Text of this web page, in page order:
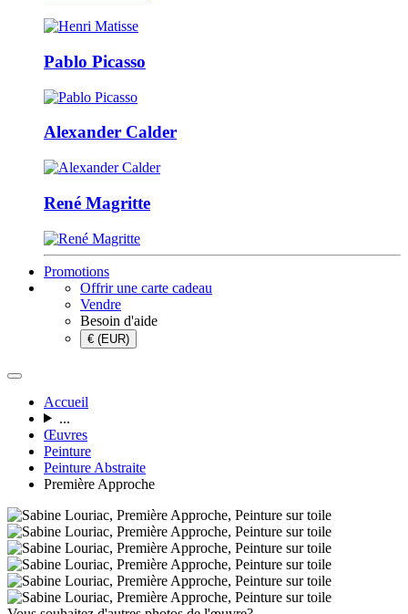
Pablo Picasso
Alexander Calder
René Magritte
Promotions
Offrir une carte cadeau
Vendre
Besoin d'aide
€ (EUR)
Accueil
...
Œuvres
Peinture
Peinture Abstraite
Première Approche